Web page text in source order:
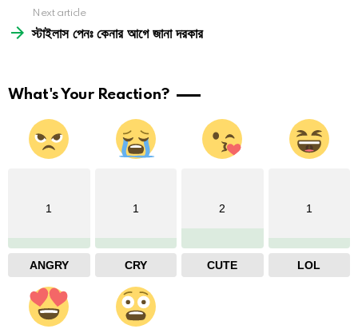
Next article
স্টাইলাস পেনঃ কেনার আগে জানা দরকার
What's Your Reaction?
1
ANGRY
1
CRY
2
CUTE
1
LOL